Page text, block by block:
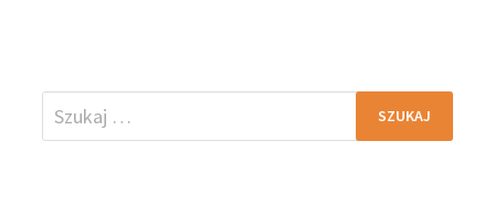
Szukaj: